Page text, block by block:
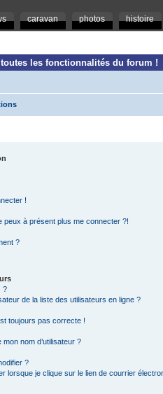
caravan photos histoire
les fonctionnalités du forum !
!
peux à présent plus me connecter ?!
?
?
de la liste des utilisateurs en ligne ?
toujours pas correcte !
nom d’utilisateur ?
?
lorsque je clique sur le lien de courrier